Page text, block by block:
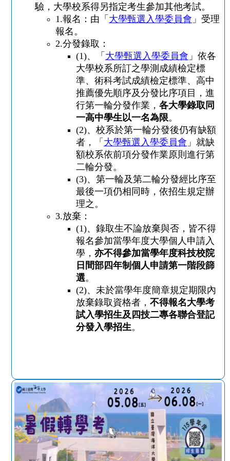
驗，大學校系得另指定考生參加其他考試。
1.報名：由「 大學甄選入學委員會 」受理
報名。
2.分發錄取：
(1)、「 大學甄選入學委員會 」依各
大學校系所訂之學測成績檢定標
準、術科考試成績檢定標準、高中
推薦優先順序及分發比序項目，進
行第一輪分發作業， 各大學錄取同
一高中學生以一名為限。
(2)、校系於第一輪分發後仍有缺額
者，「 大學甄選入學委員會 」就缺
額校系依前項分發作業原則進行第
二輪分發。
(3)、第一輪及第二輪分發經比序至
最後一項仍相同時，依招生規定辦
理之。
3.放棄：
(1)、錄取生不論放棄與否，皆不得
報名參加當學年度大學個人申請入
學， 亦不得參加當學年度科技校院
日間部四年制個人申請第一階段篩
選。
(2)、未於當學年度簡章規定期限內
放棄錄取資格者， 不得報名大學考
試入學招生及四技二專各聯合登記
分發入學招生。